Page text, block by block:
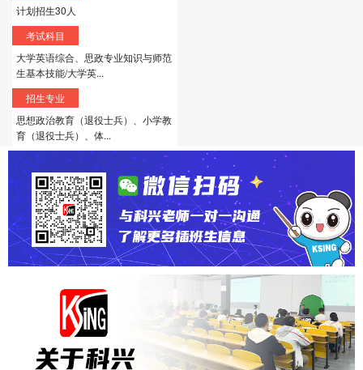
计划招生30人
考试科目
大学英语综合、思政专业知识与师范
生基本技能/大学英...
招生专业
思想政治教育（退役士兵）、小学教
育（退役士兵）、体...